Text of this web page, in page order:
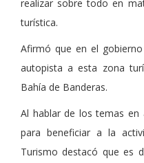
realizar sobre todo en
turística.
Afirmó que en el
autopista a esta zona
Bahía de Banderas.
Al hablar de los temas en
para beneficiar a la
Turismo destacó que es